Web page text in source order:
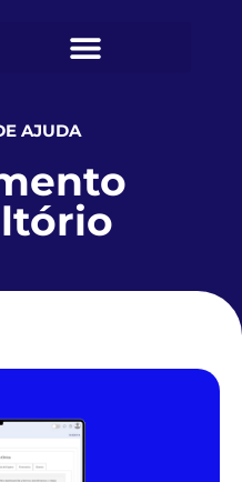
AJUDA